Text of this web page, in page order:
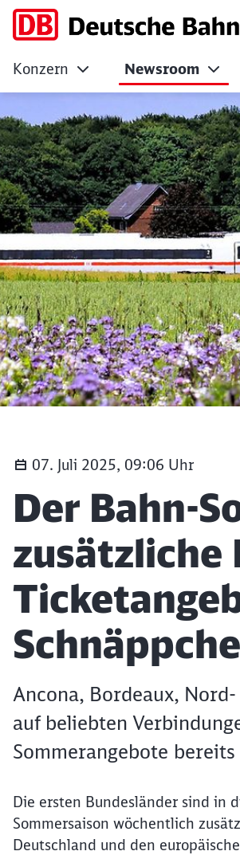
Der Bahn-
Konzern Newsroom
07. Juli 2025, 09:06 Uhr
Artikel:
Der Bahn-
zusätzliche
Ancona, Bordeaux,
auf beliebten
Sommerangebote
Die ersten Bundesländer sind in
Sommersaison wöchentlich
Deutschland und den